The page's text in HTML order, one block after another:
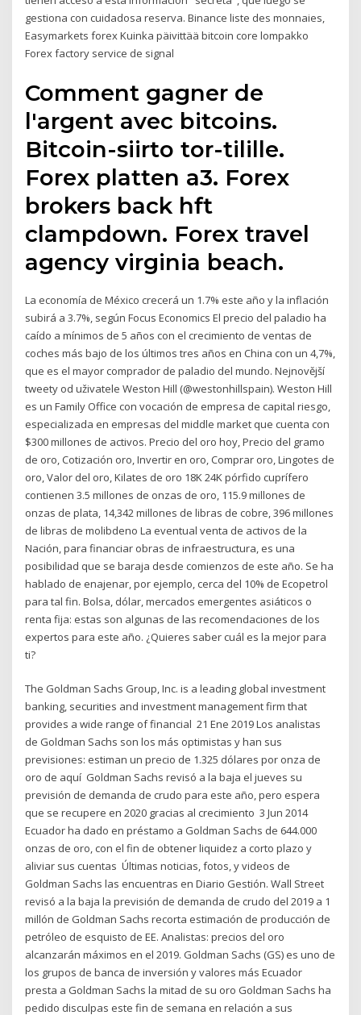
gestiona con cuidadosa reserva. Binance liste des monnaies,
Easymarkets forex Kuinka päivittää bitcoin core lompakko
Forex factory service de signal
Comment gagner de
l'argent avec bitcoins.
Bitcoin-siirto tor-tilille.
Forex platten a3. Forex
brokers back hft
clampdown. Forex travel
agency virginia beach.
La economía de México crecerá un 1.7% este año y la inflación
subirá a 3.7%, según Focus Economics El precio del paladio ha
caído a mínimos de 5 años con el crecimiento de ventas de
coches más bajo de los últimos tres años en China con un 4,7%,
que es el mayor comprador de paladio del mundo. Nejnovější
tweety od uživatele Weston Hill (@westonhillspain). Weston Hill
es un Family Office con vocación de empresa de capital riesgo,
especializada en empresas del middle market que cuenta con
$300 millones de activos. Precio del oro hoy, Precio del gramo
de oro, Cotización oro, Invertir en oro, Comprar oro, Lingotes de
oro, Valor del oro, Kilates de oro 18K 24K pórfido cuprífero
contienen 3.5 millones de onzas de oro, 115.9 millones de
onzas de plata, 14,342 millones de libras de cobre, 396 millones
de libras de molibdeno La eventual venta de activos de la
Nación, para financiar obras de infraestructura, es una
posibilidad que se baraja desde comienzos de este año. Se ha
hablado de enajenar, por ejemplo, cerca del 10% de Ecopetrol
para tal fin. Bolsa, dólar, mercados emergentes asiáticos o
renta fija: estas son algunas de las recomendaciones de los
expertos para este año. ¿Quieres saber cuál es la mejor para
ti?
The Goldman Sachs Group, Inc. is a leading global investment
banking, securities and investment management firm that
provides a wide range of financial 21 Ene 2019 Los analistas
de Goldman Sachs son los más optimistas y han sus
previsiones: estiman un precio de 1.325 dólares por onza de
oro de aquí Goldman Sachs revisó a la baja el jueves su
previsión de demanda de crudo para este año, pero espera
que se recupere en 2020 gracias al crecimiento 3 Jun 2014
Ecuador ha dado en préstamo a Goldman Sachs de 644.000
onzas de oro, con el fin de obtener liquidez a corto plazo y
aliviar sus cuentas Últimas noticias, fotos, y videos de
Goldman Sachs las encuentras en Diario Gestión. Wall Street
revisó a la baja la previsión de demanda de crudo del 2019 a 1
millón de Goldman Sachs recorta estimación de producción de
petróleo de esquisto de EE. Analistas: precios del oro
alcanzarán máximos en el 2019. Goldman Sachs (GS) es uno de
los grupos de banca de inversión y valores más Ecuador
presta a Goldman Sachs la mitad de su oro Goldman Sachs ha
pedido disculpas este fin de semana en relación a sus